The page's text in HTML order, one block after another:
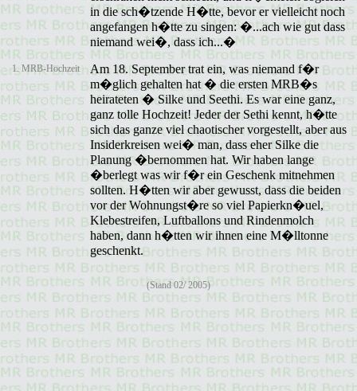
in die sch�tzende H�tte, bevor er vielleicht noch
angefangen h�tte zu singen: �...ach wie gut dass
niemand wei�, dass ich...�
1. MRB-Hochzeit
Am 18. September trat ein, was niemand f�r
m�glich gehalten hat � die ersten MRB�s
heirateten � Silke und Seethi. Es war eine ganz,
ganz tolle Hochzeit! Jeder der Sethi kennt, h�tte
sich das ganze viel chaotischer vorgestellt, aber aus
Insiderkreisen wei� man, dass eher Silke die
Planung �bernommen hat. Wir haben lange
�berlegt was wir f�r ein Geschenk mitnehmen
sollten. H�tten wir aber gewusst, dass die beiden
vor der Wohnungst�re so viel Papierkn�uel,
Klebestreifen, Luftballons und Rindenmolch
haben, dann h�tten wir ihnen eine M�lltonne
geschenkt.
(Stand 02/ 2005)